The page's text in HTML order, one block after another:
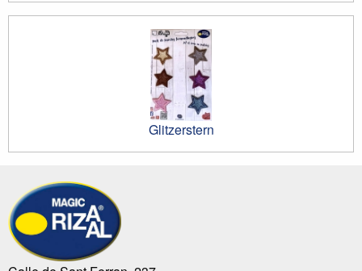
Glitzerstern